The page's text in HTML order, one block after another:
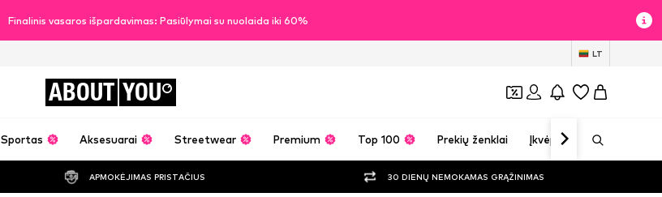
Finalinis vasaros išpardavimas: Pasiūlymai su nuolaida iki 60%
LT
ABOUT YOU
Sportas Aksesuarai Streetwear Premium Top 100 Prekių ženklai Įkvėpimas
APMOKĖJIMAS PRISTAČIUS 30 DIENŲ NEMOKAMAS GRĄŽINIMAS